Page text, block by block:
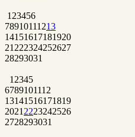
1 23456
78910111213
14151617181920
21 222324252627
28293031
1 2345
6789101112
13141516171819
2021 2223242526
2728293031